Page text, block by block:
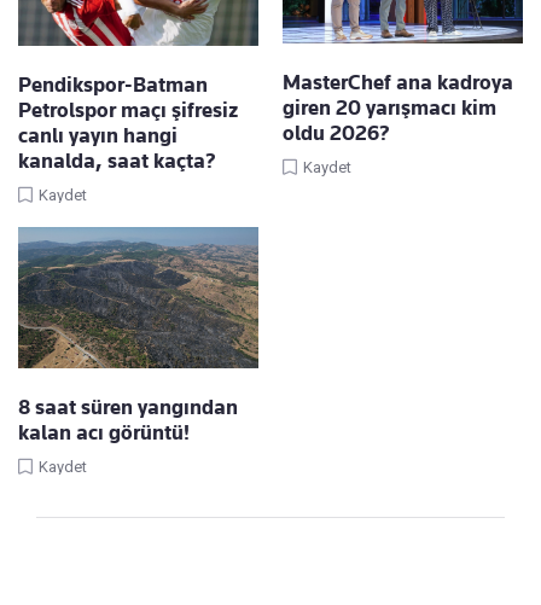
Pendikspor-Batman
Petrolspor maçı şifresiz
canlı yayın hangi
kanalda, saat kaçta?
Kaydet
MasterChef ana kadroya
giren 20 yarışmacı kim
oldu 2026?
Kaydet
8 saat süren yangından
kalan acı görüntü!
Kaydet